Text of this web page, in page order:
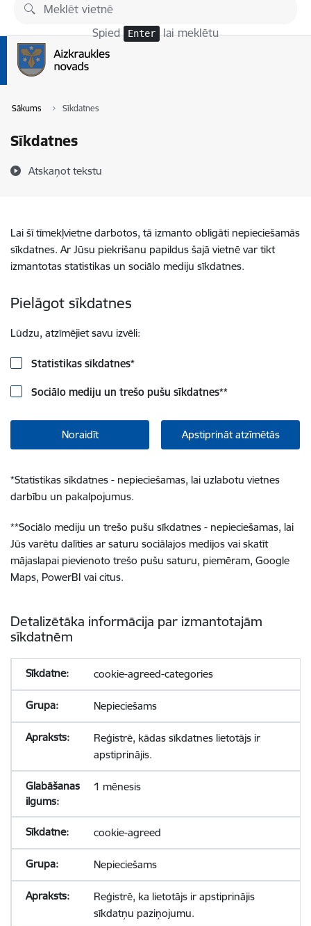
Pāriet uz lapas saturu
Spied Enter lai meklētu
Sākums Sīkdatnes
Sīkdatnes
Atskaņot tekstu
Lai šī tīmekļvietne darbotos, tā izmanto obligāti nepieciešamās
sīkdatnes. Ar Jūsu piekrišanu papildus šajā vietnē var tikt
izmantotas statistikas un sociālo mediju sīkdatnes.
Pielāgot sīkdatnes
Lūdzu, atzīmējiet savu izvēli:
Statistikas sīkdatnes*
Sociālo mediju un trešo pušu sīkdatnes**
Noraidīt Apstiprināt atzīmētās
*Statistikas sīkdatnes - nepieciešamas, lai uzlabotu vietnes
darbību un pakalpojumus.
**Sociālo mediju un trešo pušu sīkdatnes - nepieciešamas, lai
Jūs varētu dalīties ar saturu sociālajos medijos vai skatīt
mājaslapai pievienoto trešo pušu saturu, piemēram, Google
Maps, PowerBI vai citus.
Detalizētāka informācija par izmantotajām
sīkdatnēm
cookie-agreed-categories
Nepieciešams
Reģistrē, kādas sīkdatnes lietotājs ir
apstiprinājis.
1 mēnesis
cookie-agreed
Nepieciešams
Reģistrē, ka lietotājs ir apstiprinājis
sīkdatņu paziņojumu.